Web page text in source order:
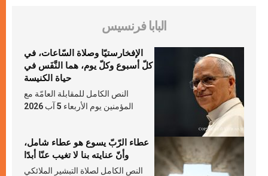
البابا فرنسيس
الإفخارستيّا وصلاة السّاعات، في
كلّ أسبوع وكلّ يوم، هما النَّفَس في
حياة الكنيسة
النص الكامل للمقابلة العامّة مع
المؤمنين يوم الأربعاء 5 آب 2026
عطاء الرّبّ يسوع هو عطاء شامل،
وأنّ عنايته بنا لا تغيب عنّا أبدًا
النص الكامل لصلاة التبشير الملائكي